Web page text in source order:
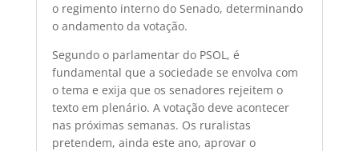
o regimento interno do Senado, determinando
o andamento da votação.
Segundo o parlamentar do PSOL, é
fundamental que a sociedade se envolva com
o tema e exija que os senadores rejeitem o
texto em plenário. A votação deve acontecer
nas próximas semanas. Os ruralistas
pretendem, ainda este ano, aprovar o